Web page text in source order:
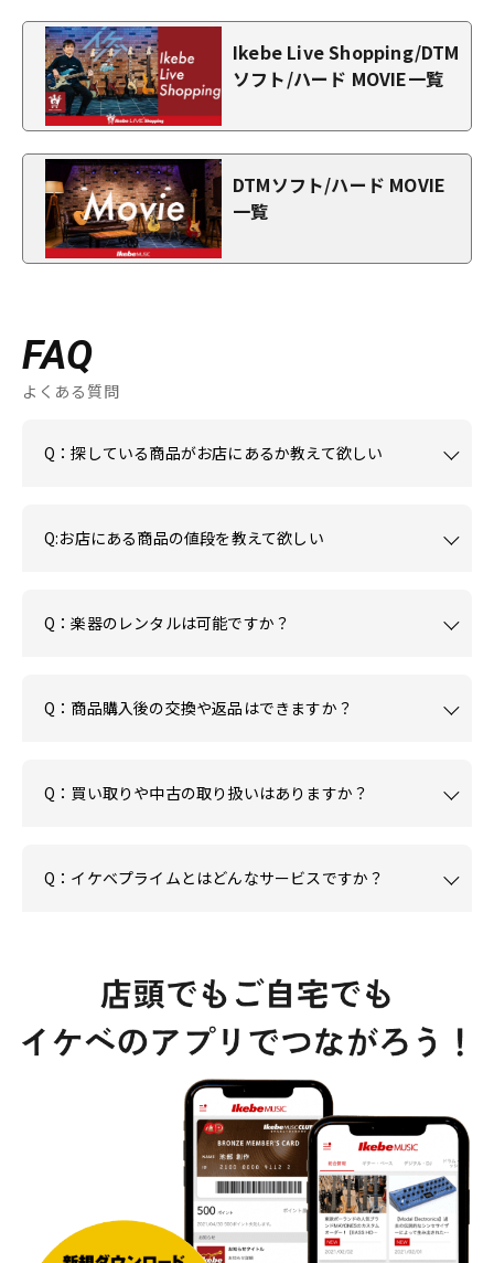
Ikebe Live Shopping/DTM
ソフト/ハード MOVIE一覧
DTMソフト/ハード MOVIE
一覧
FAQ
よくある質問
Q：探している商品がお店にあるか教えて欲しい
Q:お店にある商品の値段を教えて欲しい
Q：楽器のレンタルは可能ですか？
Q：商品購入後の交換や返品はできますか？
Q：買い取りや中古の取り扱いはありますか？
Q：イケベプライムとはどんなサービスですか？